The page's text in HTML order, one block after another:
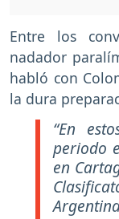
Entre los
nadador
habló con
la dura
“En
periodo
en